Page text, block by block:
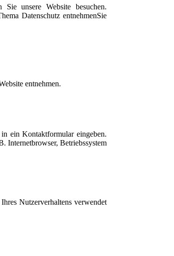
unsere Website besuchen.
Datenschutz entnehmenSie
entnehmen.
ein Kontaktformular eingeben.
Internetbrowser, Betriebssystem
Nutzerverhaltens verwendet